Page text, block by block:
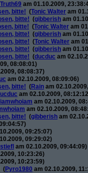
Truth69 am 01.10.2009,
bitte! (Tonic Walter am
bitte! (gibberish am
bitte! (Tonic Walter am
bitte! (gibberish am
bitte! (Tonic Walter am
bitte! (gibberish am
bitte! (ducduc am
08:08:01)
08:08:37)
am 02.10.2009, 08:09:06)
bitte! (Rain am
am 02.10.2009,
iamwhoiam am 02.10.2009,
am 02.10.2009,
bitte! (gibberish am
09:25:07)
09:29:02)
stiefl am 02.10.2009, 09:44:09)
10:23:26)
10:23:59)
(Pyro1980 am 02.10.2009,